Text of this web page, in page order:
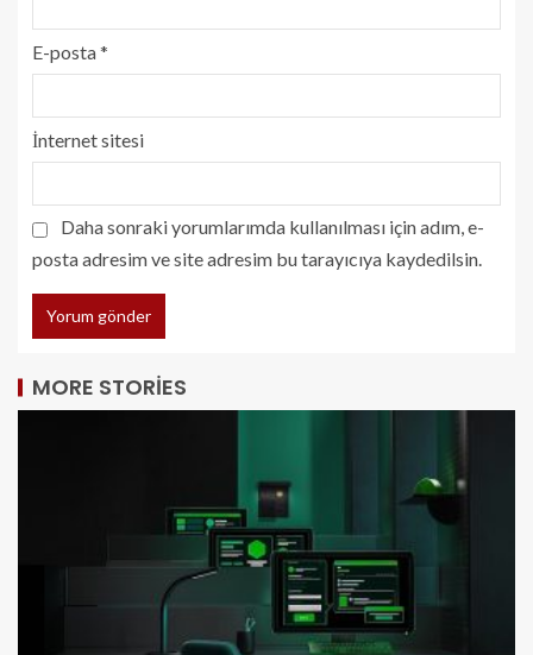
E-posta*
İnternet sitesi
Daha sonraki yorumlarımda kullanılması için adım, e-
posta adresim ve site adresim bu tarayıcıya kaydedilsin.
MORE STORIES